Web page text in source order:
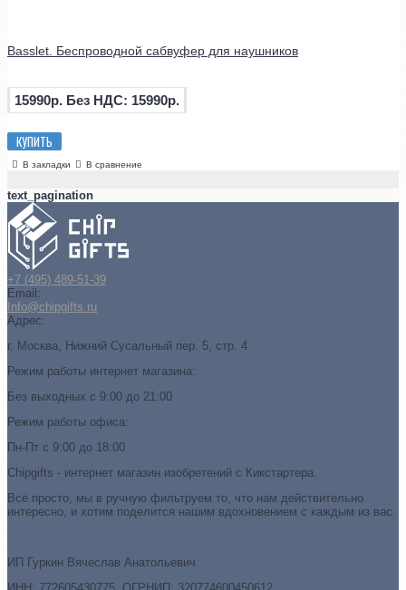
Basslet. Беспроводной сабвуфер для наушников
15990р. Без НДС: 15990р.
КУПИТЬ
В закладки В сравнение
text_pagination
+7 (495) 489-51-39
Email:
Info@chipgifts.ru
Адрес:
г. Москва, Нижний Сусальный пер. 5, стр. 4
Режим работы интернет магазина:
Без выходных с 9:00 до 21:00
Режим работы офиса:
Пн-Пт с 9:00 до 18:00
Chipgifts - интернет магазин изобретений с Кикстартера.
Всё просто, мы в ручную фильтруем то, что нам действительно
интересно, и хотим поделится нашим вдохновением с каждым из вас.
ИП Гуркин Вячеслав Анатольевич